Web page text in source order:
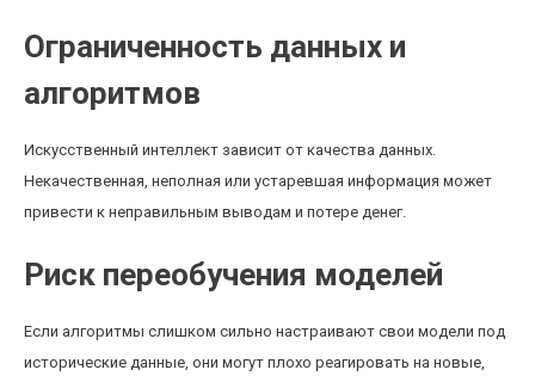
Ограниченность данных и
алгоритмов
Искусственный интеллект зависит от качества данных.
Некачественная, неполная или устаревшая информация может
привести к неправильным выводам и потере денег.
Риск переобучения моделей
Если алгоритмы слишком сильно настраивают свои модели под
исторические данные, они могут плохо реагировать на новые,